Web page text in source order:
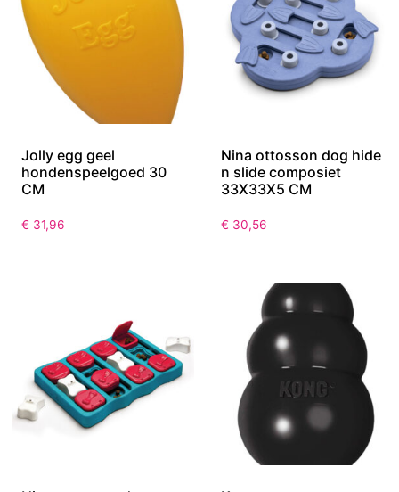
Jolly egg geel
hondenspeelgoed 30
CM
€ 31,96
Nina ottosson dog hide
n slide composiet
33X33X5 CM
€ 30,56